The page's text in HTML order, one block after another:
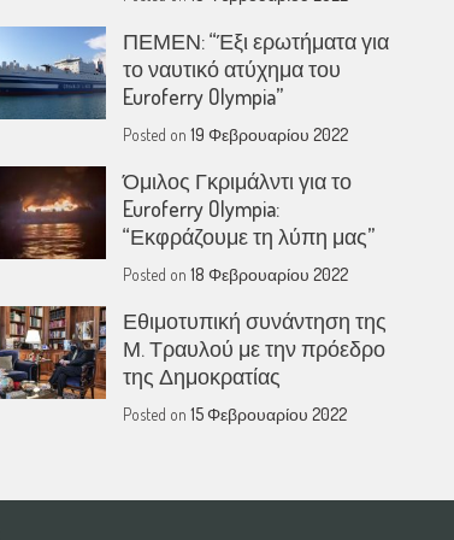
ΠΕΜΕΝ: “Έξι ερωτήματα για
το ναυτικό ατύχημα του
Euroferry Olympia”
Posted on19 Φεβρουαρίου 2022
Όμιλος Γκριμάλντι για το
Euroferry Olympia:
“Εκφράζουμε τη λύπη μας”
Posted on18 Φεβρουαρίου 2022
Εθιμοτυπική συνάντηση της
Μ. Τραυλού με την πρόεδρο
της Δημοκρατίας
Posted on15 Φεβρουαρίου 2022